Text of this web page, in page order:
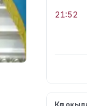
21:52
21:30